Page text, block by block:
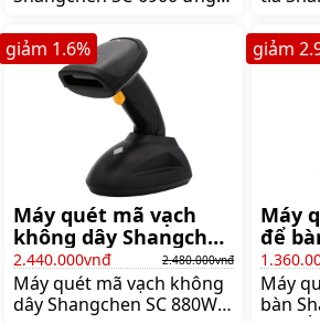
Laser giúp đọc mã vạch
1D, GS1 Databar nhanh,
tốc độ quét là 250 lần
quét/giây, Giá:680.000 đ
cả các
1D,
nhanh
Máy quét mã vạch
không dây Shangchen
SC 880W 2D
2.440.000vnđ 2.480.000vnđ
Máy quét mã vạch không
dây Shangchen SC 880W
giảm 1.6%
Máy
để
7130
Máy
bàn
giảm